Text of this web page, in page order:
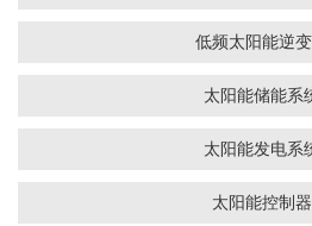
低频太阳能逆
太阳能储能系
太阳能发电系
太阳能控制器